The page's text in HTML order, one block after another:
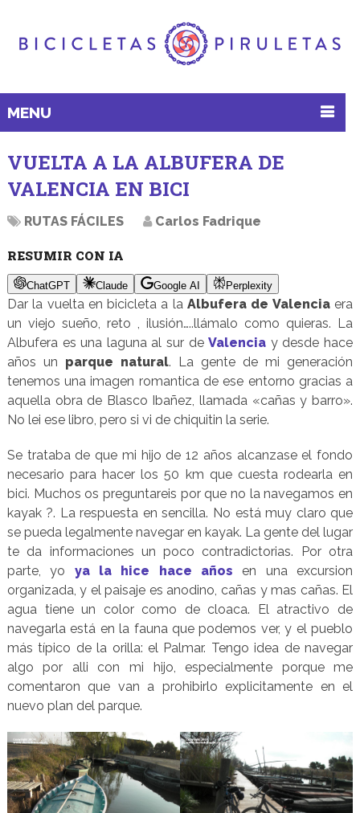
MENU
VUELTA A LA ALBUFERA DE
VALENCIA EN BICI
RUTAS FÁCILES Carlos Fadrique
RESUMIR CON IA
ChatGPT Claude Google AI Perplexity
Dar la vuelta en bicicleta a laAlbufera de Valenciaera
un viejo sueño, reto , ilusión…..llámalo como quieras. La
Albufera es una laguna al sur deValencia y desde hace
años un parque natural. La gente de mi generación
tenemos una imagen romantica de ese entorno gracias a
aquella obra de Blasco Ibañez, llamada «cañas y barro».
No lei ese libro, pero si vi de chiquitin la serie.
Se trataba de que mi hijo de 12 años alcanzase el fondo
necesario para hacer los 50 km que cuesta rodearla en
bici. Muchos os preguntareis por que no la navegamos en
kayak ?. La respuesta en sencilla. No está muy claro que
se pueda legalmente navegar en kayak. La gente del lugar
te da informaciones un poco contradictorias. Por otra
parte, yo ya la hice hace años en una excursion
organizada, y el paisaje es anodino, cañas y mas cañas. El
agua tiene un color como de cloaca. El atractivo de
navegarla está en la fauna que podemos ver, y el pueblo
más típico de la orilla: el Palmar. Tengo idea de navegar
algo por alli con mi hijo, especialmente porque me
comentaron que van a prohibirlo explicitamente en el
nuevo plan del parque.